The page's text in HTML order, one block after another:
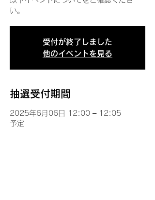
い。
受付が終了しました
他のイベントを見る
抽選受付期間
2025年6月06日 12:00 – 12:05
予定